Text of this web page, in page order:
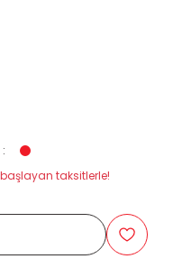
taksitlerle!